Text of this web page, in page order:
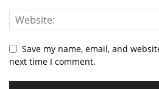
Save my name, email, and
next time I comment.